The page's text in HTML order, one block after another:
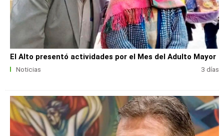
El Alto presentó actividades por el Mes del Adulto Mayor
Noticias 3 días